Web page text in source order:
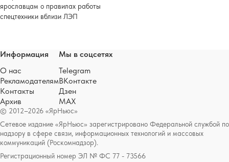
ярославцам о правилах работы
спецтехники вблизи ЛЭП
© 2012–2026 «ЯрНьюс»
Сетевое издание «ЯрНьюс» зарегистрировано Федеральной службой по
надзору в сфере связи, информационных технологий и массовых
коммуникаций (Роскомнадзор).
Регистрационный номер ЭЛ № ФС 77 - 73566
Информация
О нас
Рекламодателям
Контакты
Архив
Мы в соцсетях
Telegram
ВКонтакте
Дзен
MAX